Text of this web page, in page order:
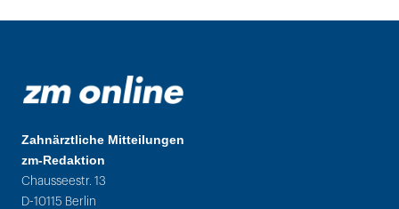
Zahnärztliche Mitteilungen
zm-Redaktion
Chausseestr. 13
D-10115 Berlin